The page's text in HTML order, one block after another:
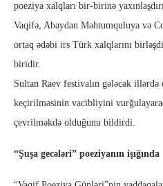
poeziya xalqları bir-birinə
Vaqifə, Abaydan Məhtumquluya və
ortaq ədəbi irs Türk xalqlarını
biridir.
Sultan Raev festivalın gələcək
keçirilməsinin vacibliyini
çevrilməkdə olduğunu bildirdi.
“Şuşa gecələri” poeziyanın işığında